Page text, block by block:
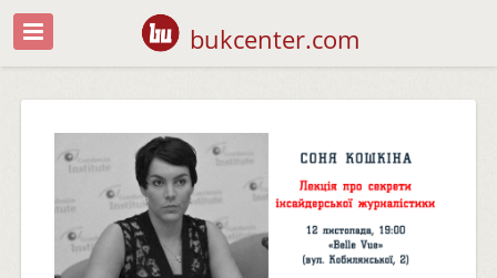
bukcenter.com